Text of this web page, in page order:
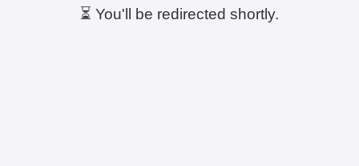
⏳ You'll be redirected shortly.